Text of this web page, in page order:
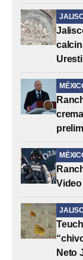
Uresti
Neto